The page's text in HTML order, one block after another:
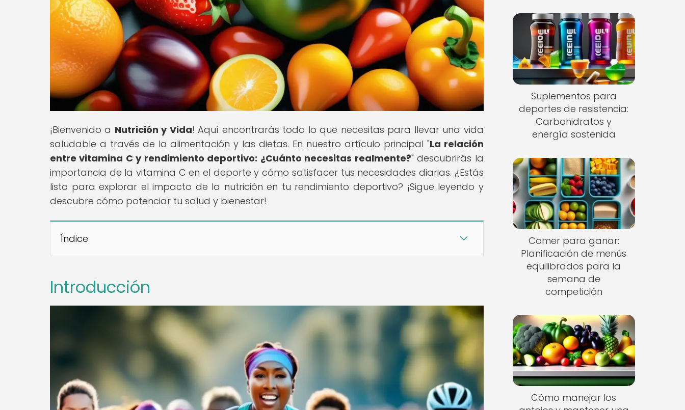
¡Bienvenido a Nutrición y Vida! Aquí encontrarás todo lo que necesitas para llevar una vida
saludable a través de la alimentación y las dietas. En nuestro artículo principal "La relación
entre vitamina C y rendimiento deportivo: ¿Cuánto necesitas realmente?" descubrirás la
importancia de la vitamina C en el deporte y cómo satisfacer tus necesidades diarias. ¿Estás
listo para explorar el impacto de la nutrición en tu rendimiento deportivo? ¡Sigue leyendo y
descubre cómo potenciar tu salud y bienestar!
Índice
Introducción
Suplementos para
deportes de resistencia:
Carbohidratos y
energía sostenida
Comer para ganar:
Planificación de menús
equilibrados para la
semana de
competición
Cómo manejar los